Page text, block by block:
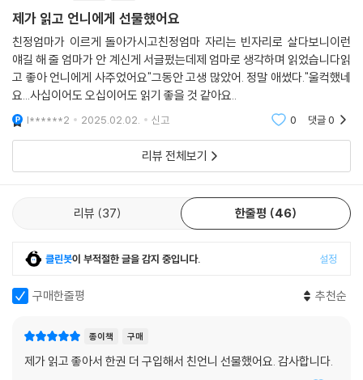
“오십이 되기 전에 정리해 두어야 할 것들은 따로 있다”
- 놓치기 쉬운, 그러나 지금 돌보지 않으면 안 되는 문제들
저자는 인생에서 가장 중요한 것은 ‘자기 자신과 사이좋게 지내는 것’이라
고 말한다. 나 자신을 좋아해야 내면으로부터 우러나는 느낌과 생각을 소
중히 여기고 자신 있게 행동할 수 있다. 그러면 원하는 일을 해낼 가능성이
높아지고, 타인과 세상을 탓하는 일이 줄어들며, 전반적으로 삶이 평화로
국의 40대는 바빠도 너무 바쁘다. 그래서일까. 40대는 보통 노부모와 아
이들을 챙기고, 주위 사람들을 챙기느라 정작 자기 자신을 돌보는 일은 뒤
한 직장인, 남편과 아내 노릇, 사위와 며느리 노릇, 부모 노릇을 하느라 꾹
른이 되는 동안 배우고 적응해야 하는 것은 ‘페르소나(persona)’, 즉 가면
의 삶이다. 사회에서 용인하는 적합한 행동이자, 타인에게 인정받고 사회
적 지위를 누리기 위해 마땅히 수행해야 하는 역할이다. 사람들은 인생의
제가 읽고 언니에게 선물했어요
친정엄마가 이르게 돌아가시고친정엄마 자리는 빈자리로 살다보니이런
얘길 해 줄 엄마가 안 계신게 서글펐는데제 엄마로 생각하며 읽었습니다읽
고 좋아 언니에게 사주었어요"그동안 고생 많았어. 정말 애썼다."울컥했네
요...사십이어도 오십이어도 읽기 좋을 것 같아요..
l******2 2025.02.02. 신고 0 댓글0
리뷰 전체보기
리뷰 37 한줄평 46
클린봇이 부적절한 글을 감지 중입니다. 설정
구매한줄평 추천순
종이책 구매
제가 읽고 좋아서 한권 더 구입해서 친언니 선물했어요. 감사합니다.